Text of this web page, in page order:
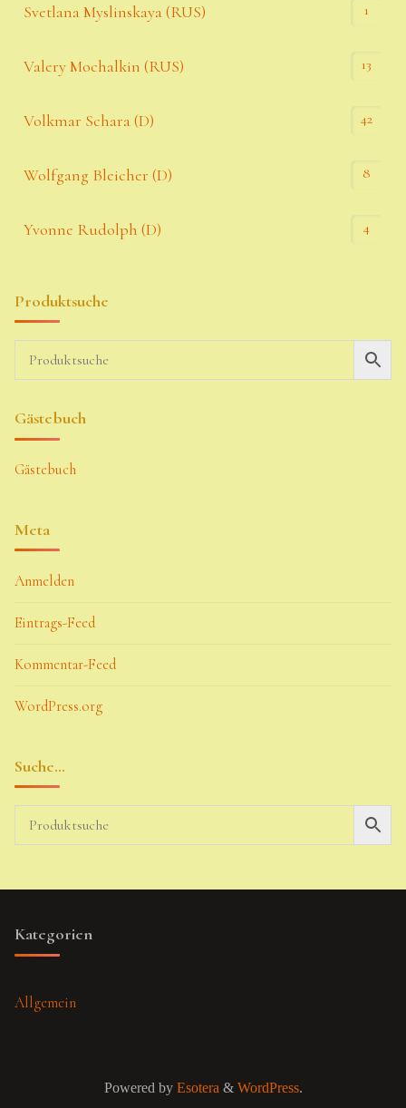
Svetlana Myslinskaya (RUS) 1
Valery Mochalkin (RUS) 13
Volkmar Schara (D) 42
Wolfgang Bleicher (D) 8
Yvonne Rudolph (D) 4
Produktsuche
Gästebuch
Gästebuch
Meta
Anmelden
Eintrags-Feed
Kommentar-Feed
WordPress.org
Suche…
Kategorien
Allgemein
Powered byEsotera& WordPress.